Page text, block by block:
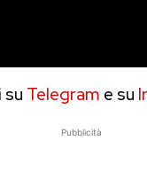
su Telegram e su
Pubblicità